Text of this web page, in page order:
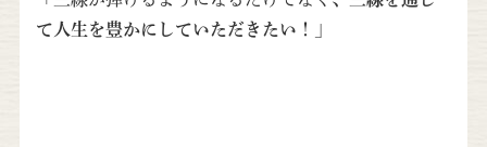
て人生を豊かにしていただきたい！
」